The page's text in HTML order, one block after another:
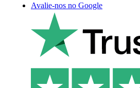
Avalie-nos no Google